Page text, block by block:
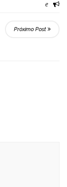
e
Próximo Post